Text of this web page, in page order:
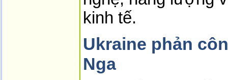
kinh tế.
Ukraine phản
Nga